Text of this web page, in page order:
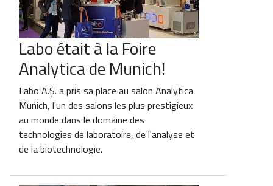
Labo était à la Foire
Analytica de Munich!
Labo A.Ş. a pris sa place au salon Analytica
Munich, l'un des salons les plus prestigieux
au monde dans le domaine des
technologies de laboratoire, de l'analyse et
de la biotechnologie.